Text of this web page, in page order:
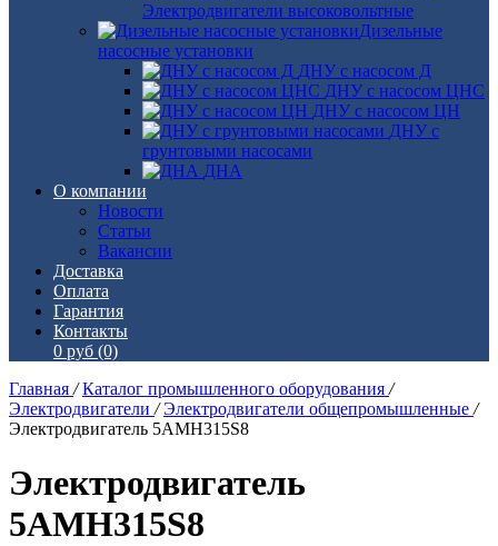
Электродвигатели высоковольтные
Дизельные
насосные установки
ДНУ с насосом Д
ДНУ с насосом ЦНС
ДНУ с насосом ЦН
ДНУ с
грунтовыми насосами
ДНА
О компании
Новости
Статьи
Вакансии
Доставка
Оплата
Гарантия
Контакты
0 руб (0)
Главная / Каталог промышленного оборудования /
Электродвигатели / Электродвигатели общепромышленные /
Электродвигатель 5АМН315S8
Электродвигатель
5АМН315S8